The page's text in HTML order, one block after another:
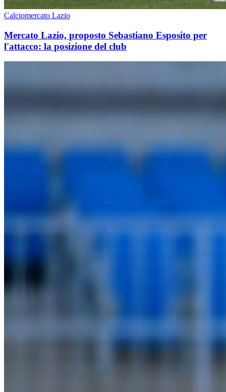
Calciomercato Lazio
Mercato Lazio, proposto Sebastiano Esposito per
l'attacco: la posizione del club